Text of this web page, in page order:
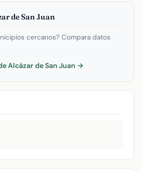
de San Juan
cercanos? Compara datos
Alcázar de San Juan →